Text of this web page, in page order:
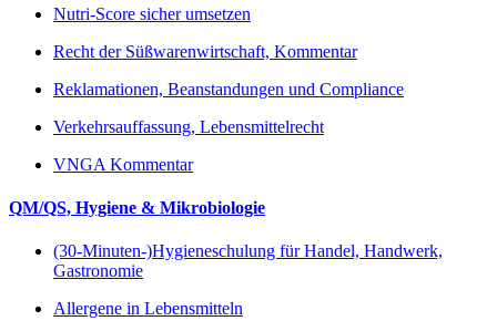
Nutri-Score sicher umsetzen
Recht der Süßwarenwirtschaft, Kommentar
Reklamationen, Beanstandungen und Compliance
Verkehrsauffassung, Lebensmittelrecht
VNGA Kommentar
QM/QS, Hygiene & Mikrobiologie
(30-Minuten-)Hygieneschulung für Handel, Handwerk,
Gastronomie
Allergene in Lebensmitteln